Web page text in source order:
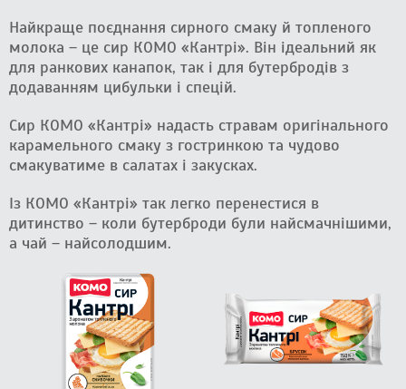
Найкраще поєднання сирного смаку й топленого
молока – це сир КОМО «Кантрі». Він ідеальний як
для ранкових канапок, так і для бутербродів з
додаванням цибульки і спецій.
Сир КОМО «Кантрі» надасть стравам оригінального
карамельного смаку з гостринкою та чудово
смакуватиме в салатах і закусках.
Із КОМО «Кантрі» так легко перенестися в
дитинство – коли бутерброди були найсмачнішими,
а чай – найсолодшим.